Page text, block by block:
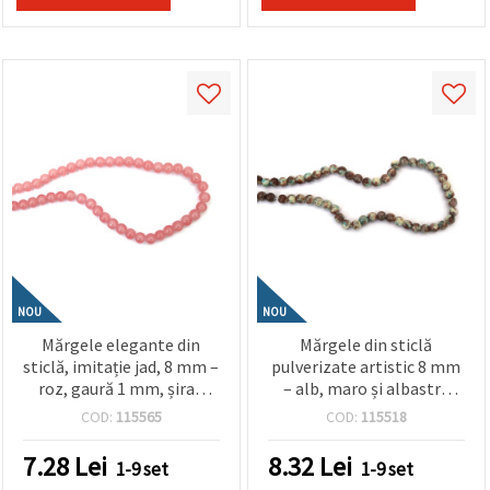
pe butonul
Setări
NOU
Mărgele elegante din
sticlă, imitație jad, 8 mm –
roz, gaură 1 mm, șirag
~105 buc – pentru bijuterii
romantice handmade
COD: 115565
7.28 Lei 1-9 set
NOU
Mărgele din sticlă
pulverizate artistic 8 mm
– alb, maro și albastru
deschis (mix asortat),
105 buc. – perfecte pentru
bijuterii unice și proiecte
COD: 115518
8.32 Lei 1-9 set